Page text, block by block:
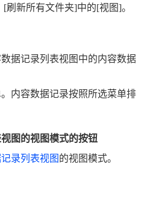
[刷新所有文件夹]中的[视图]。
据记录列表视图中的内容数据
内容数据记录按照所选菜单排
图的视图模式的按钮
录列表视图 的视图模式。